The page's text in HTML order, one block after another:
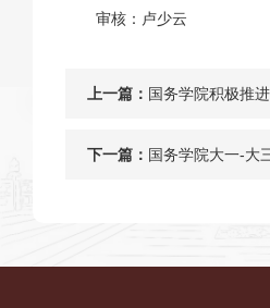
审核：卢少云
上一篇： 国务学院积极推
学生党建工作
下一篇： 国务学院大一-大